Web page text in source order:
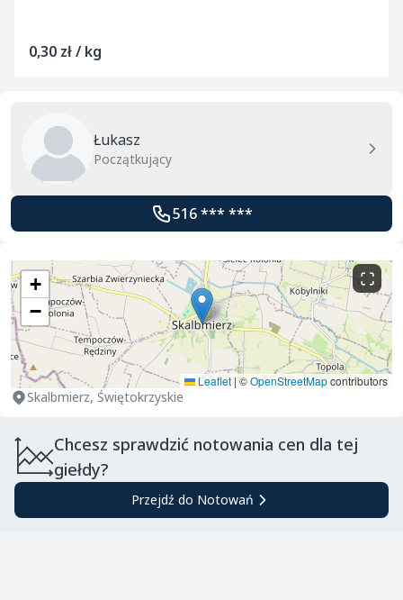
0,30 zł / kg
Łukasz
Początkujący
516 *** ***
+
−
Leaflet | ©OpenStreetMapcontributors
Skalbmierz, Świętokrzyskie
Chcesz sprawdzić notowania cen dla tej
giełdy?
Przejdź do Notowań